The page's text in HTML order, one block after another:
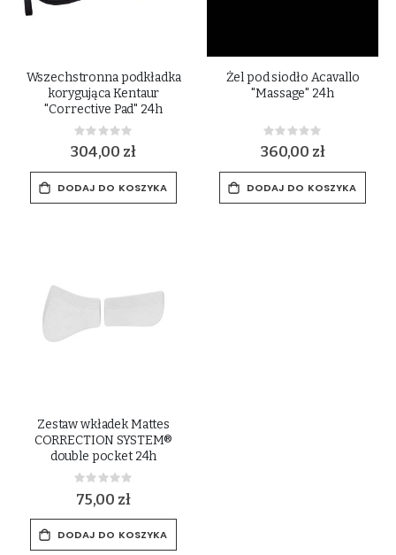
Wszechstronna podkładka
korygująca Kentaur
"Corrective Pad" 24h
Rating:
0%
304,00 zł
DODAJ DO KOSZYKA
Żel pod siodło Acavallo
"Massage" 24h
Rating:
0%
360,00 zł
DODAJ DO KOSZYKA
Zestaw wkładek Mattes
CORRECTION SYSTEM®
double pocket 24h
Rating:
0%
75,00 zł
DODAJ DO KOSZYKA